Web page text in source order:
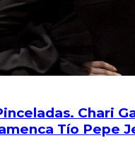
Chari
Tío Pepe